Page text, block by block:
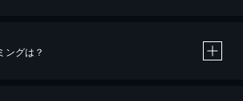
クレジットカード決済による作品の購入 / レンタルです。
ングは？